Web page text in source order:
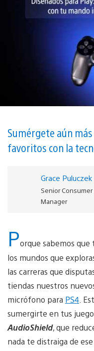
Sumérgete aún
favoritos con la
Grace Puluczek
Senior
Manager
Porque sabemos
los mundos que
las carreras que
tiendas nuestros
micrófono para PS4 .
sumergirte en tus
AudioShield, que
nada te distraiga de